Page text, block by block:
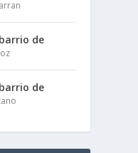
de
de